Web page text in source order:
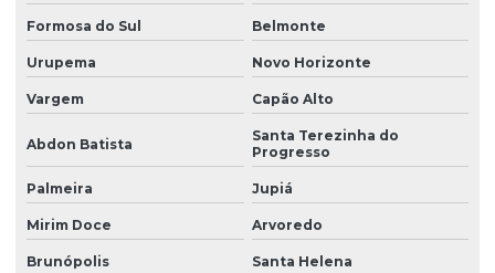
Formosa do Sul Belmonte
Urupema Novo Horizonte
Vargem Capão Alto
Abdon Batista
Santa Terezinha do
Progresso
Palmeira Jupiá
Mirim Doce Arvoredo
Brunópolis Santa Helena